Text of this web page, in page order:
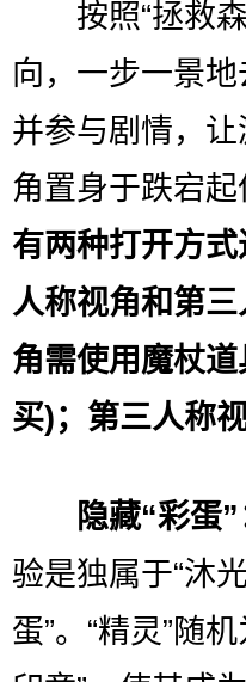
按照“拯救森
向，一步一景
并参与剧情，
角置身于跌宕起
有两种打开方
人称视角和第
角需使用魔杖
买)；第三人称
隐藏“彩蛋”
验是独属于“沐
蛋”。“精灵”随